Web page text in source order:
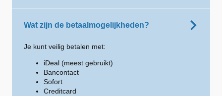
Wat zijn de betaalmogelijkheden?
Je kunt veilig betalen met:
iDeal (meest gebruikt)
Bancontact
Sofort
Creditcard